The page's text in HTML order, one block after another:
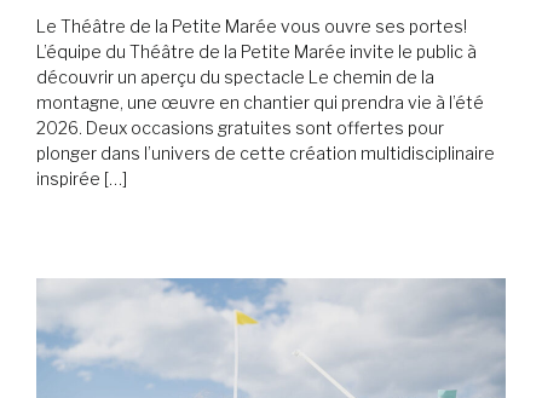
2025
Le Théâtre de la Petite Marée vous ouvre ses portes!
L’équipe du Théâtre de la Petite Marée invite le public à
découvrir un aperçu du spectacle Le chemin de la
montagne, une œuvre en chantier qui prendra vie à l’été
2026. Deux occasions gratuites sont offertes pour
plonger dans l’univers de cette création multidisciplinaire
inspirée […]